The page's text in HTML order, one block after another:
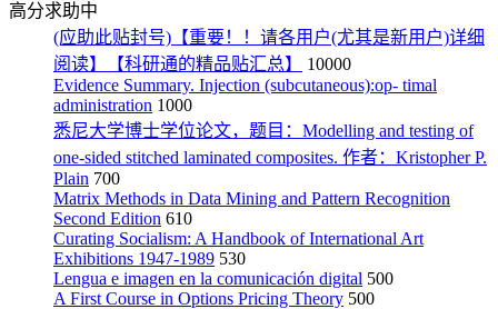
高分求助中
(应助此贴封号)【重要！！请各用户(尤其是新用户)详细
阅读】【科研通的精品贴汇总】
10000
Evidence Summary. Injection (subcutaneous):op- timal
administration 1000
悉尼大学博士学位论文，题目：Modelling and testing of
one-sided stitched laminated composites. 作者：Kristopher P.
Plain 700
Matrix Methods in Data Mining and Pattern Recognition
Second Edition 610
Curating Socialism: A Handbook of International Art
Exhibitions 1947-1989 530
Lengua e imagen en la comunicación digital 500
A First Course in Options Pricing Theory 500